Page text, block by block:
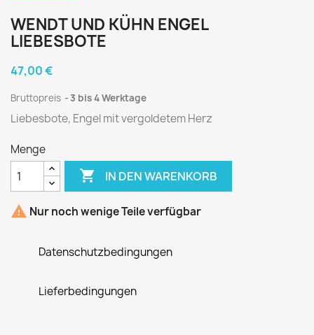
WENDT UND KÜHN ENGEL
LIEBESBOTE
47,00 €
Bruttopreis 3 bis 4 Werktage
Liebesbote, Engel mit vergoldetem Herz
Menge
 IN DEN WARENKORB
 Nur noch wenige Teile verfügbar
Datenschutzbedingungen
Lieferbedingungen